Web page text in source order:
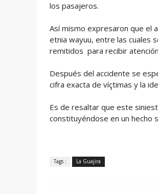
los pasajeros.
Así mismo expresaron que el
etnia wayuu, entre las cuales
remitidos para recibir
Después del accidente se
cifra exacta de víçtimas y la
Es de resaltar que este
constituyéndose en un hecho
Tags : La Guajira